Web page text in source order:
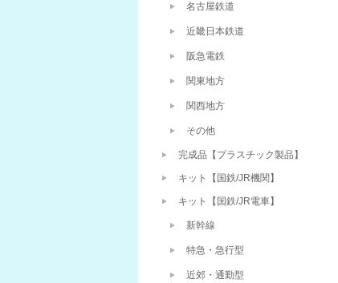
名古屋鉄道
近畿日本鉄道
阪急電鉄
関東地方
関西地方
その他
完成品【プラスチック製品】
キット【国鉄/JR機関】
キット【国鉄/JR電車】
新幹線
特急・急行型
近郊・通勤型